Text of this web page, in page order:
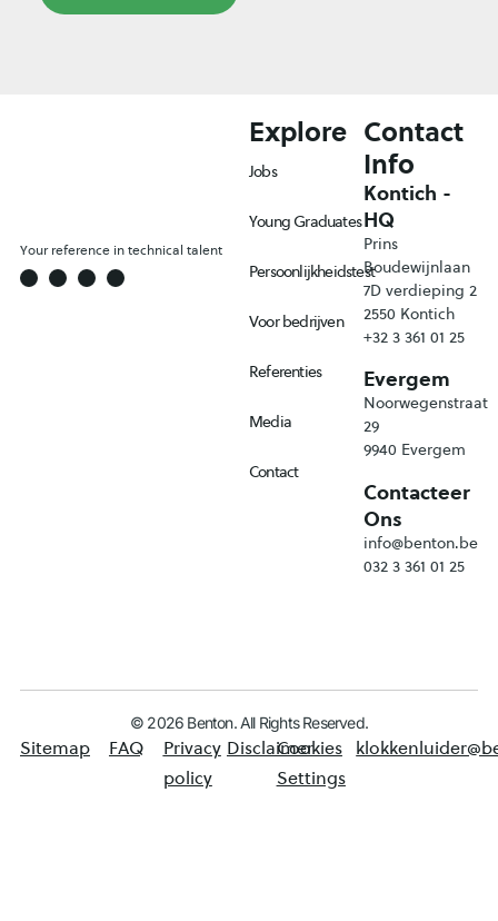
Your reference in technical talent
Explore
Jobs
Young Graduates
Persoonlijkheidstest
Voor bedrijven
Referenties
Media
Contact
Contact
Info
Kontich -
HQ
Prins
Boudewijnlaan
7D verdieping 2
2550 Kontich
+32 3 361 01 25
Evergem
Noorwegenstraat
29
9940 Evergem
Contacteer
Ons
info@benton.be
032 3 361 01 25
© 2026 Benton. All Rights Reserved.
Sitemap FAQ
Privacy
policy
Disclaimer
Cookies
Settings